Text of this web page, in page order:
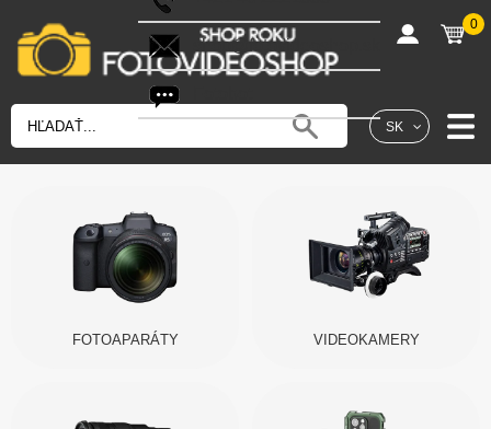
SK
shop@fotovideoshop.sk
0
FOTOAPARÁTY VIDEOKAMERY